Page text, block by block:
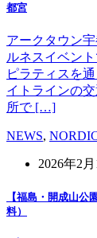
都宮
アークタウン
ルネスイベン
ピラティスを
イトラインの
所で […]
NEWS,
2026年2月
【福島・開成山
料）